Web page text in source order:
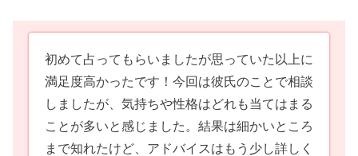
初めて占ってもらいましたが思っていた以上に
満足度高かったです！今回は彼氏のことで相談
しましたが、気持ちや性格はどれも当てはまる
ことが多いと感じました。結果は細かいところ
まで知れたけど、アドバイスはもう少し詳しく